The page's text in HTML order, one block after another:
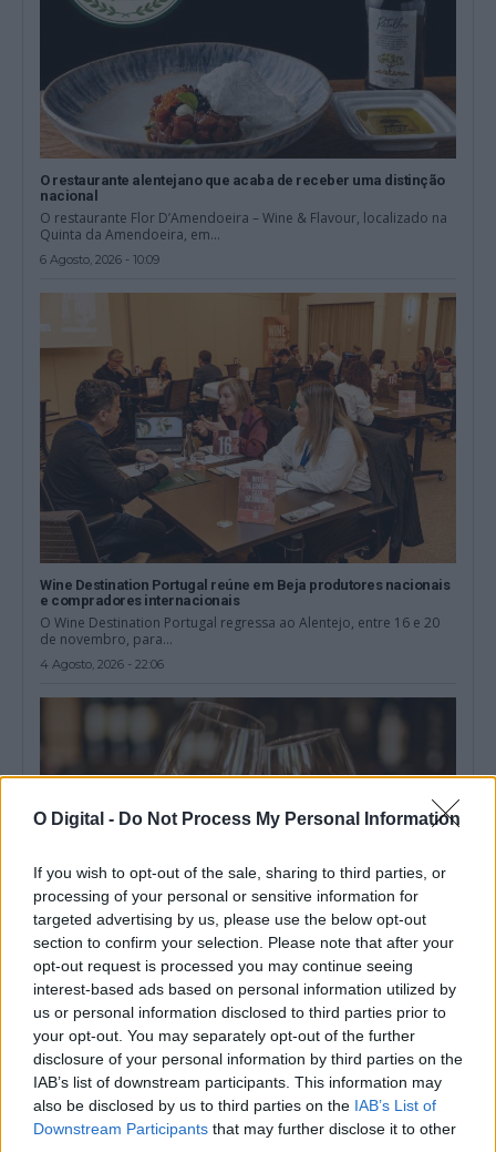
O Digital - Do Not Process My Personal Information
If you wish to opt-out of the sale, sharing to third parties, or
processing of your personal or sensitive information for
targeted advertising by us, please use the below opt-out
section to confirm your selection. Please note that after your
opt-out request is processed you may continue seeing
interest-based ads based on personal information utilized by
us or personal information disclosed to third parties prior to
your opt-out. You may separately opt-out of the further
disclosure of your personal information by third parties on the
IAB’s list of downstream participants. This information may
also be disclosed by us to third parties on the IAB’s List of
Downstream Participants that may further disclose it to other
O restaurante alentejano que acaba de receber uma distinção
nacional
O restaurante Flor D’Amendoeira – Wine & Flavour, localizado na
Quinta da Amendoeira, em...
6 Agosto, 2026 - 10:09
Wine Destination Portugal reúne em Beja produtores nacionais
e compradores internacionais
O Wine Destination Portugal regressa ao Alentejo, entre 16 e 20
de novembro, para...
4 Agosto, 2026 - 22:06
31 de julho entra no calendário como Dia Nacional da Vinha e
Portugal assinala esta sexta-feira, pela primeira vez, o Dia
Nacional da Vinha e do...
31 Julho, 2026 - 15:14